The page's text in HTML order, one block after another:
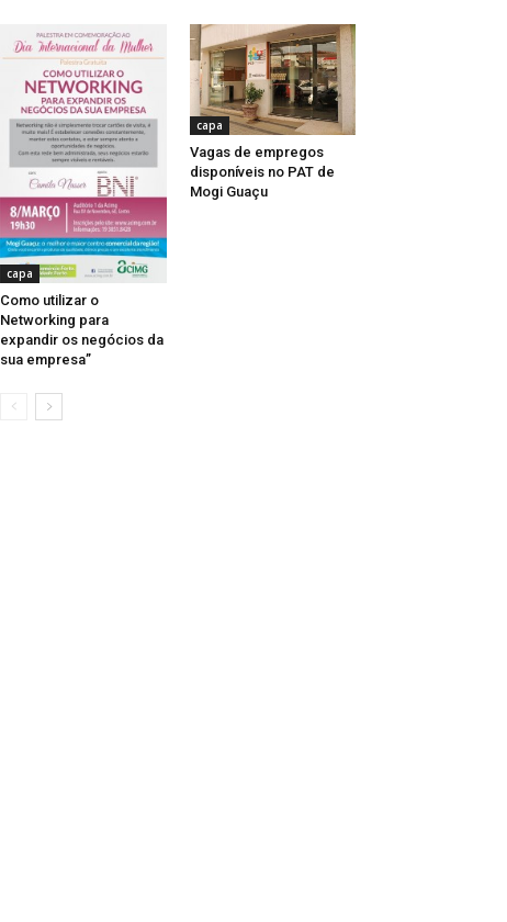
capa
Como utilizar o
Networking para
expandir os negócios da
sua empresa”
capa
Vagas de empregos
disponíveis no PAT de
Mogi Guaçu